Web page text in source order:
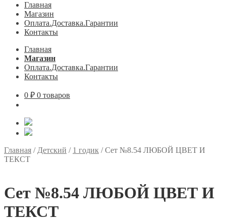
Главная
Магазин
Оплата.Доставка.Гарантии
Контакты
Главная
Магазин
Оплата.Доставка.Гарантии
Контакты
0 ₽ 0 товаров
Главная / Детский / 1 годик /Сет №8.54 ЛЮБОЙ ЦВЕТ И
ТЕКСТ
Сет №8.54 ЛЮБОЙ ЦВЕТ И
ТЕКСТ